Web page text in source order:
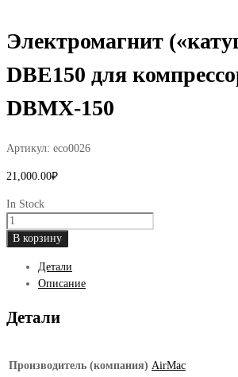
Электромагнит
DBE150 для
DBMX-150
Артикул: eco0026
21,000.00₽
In Stock
Количество
товара
("катушки")
DBE150
компрессоров
150
В корзину
Детали
Описание
Детали
Производитель (компания) AirMac